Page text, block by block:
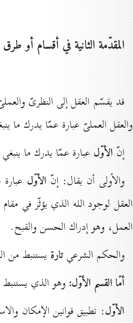
المقدّمة الثانية في أقسام أو
قد يقسّم العقل إلى النظرىّ
والعقل العملىّ عبارة عمّا يدرك ما
إنّ الأوّلعبارة عمّا يدرك ما
والأولى أن يقال: إنّ الأوّل
العقل لوجود الله الذي يؤثّر في
العمل، وهو إدراك الحسن والقبح.
والحكم الشرعيتارة يستنبط من
أمّا القسم الأوّل: وهو الذي يستنبط
الأوّل: تطبيق قوانين الإمكان